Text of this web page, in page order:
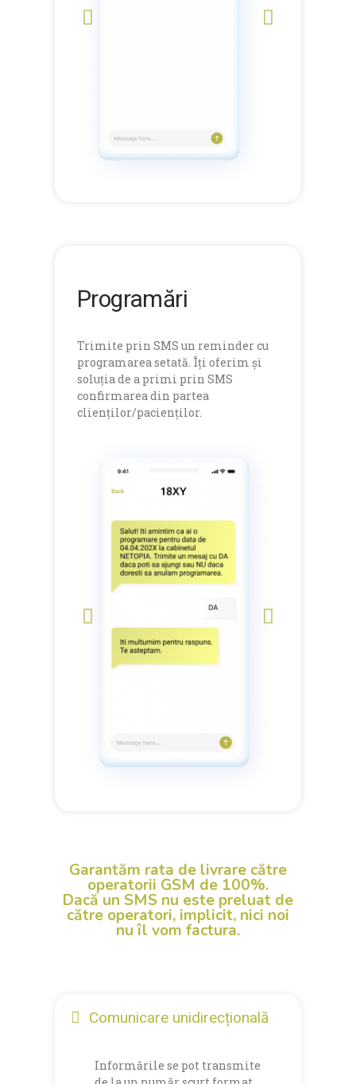
Programări
Trimite prin SMS un reminder cu
programarea setată. Îți oferim și
soluția de a primi prin SMS
confirmarea din partea
clienților/pacienților.
Garantăm rata de livrare către
operatorii GSM de 100%.
Dacă un SMS nu este preluat de
către operatori, implicit, nici noi
nuîl vom factura.
Comunicare unidirecțională
Informările se pot transmite